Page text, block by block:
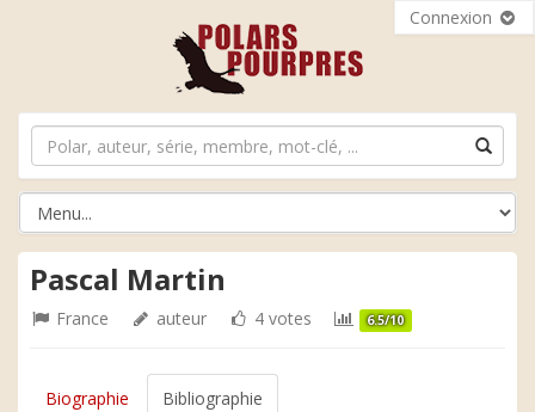
Connexion
Pascal Martin
France auteur 4 votes 6.5/10
Biographie Bibliographie